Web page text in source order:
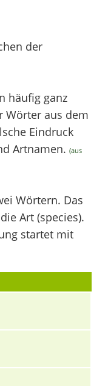
der
häufig ganz
Wörter aus dem
Eindruck
Artnamen. (aus
Wörtern. Das
Art (species).
startet mit